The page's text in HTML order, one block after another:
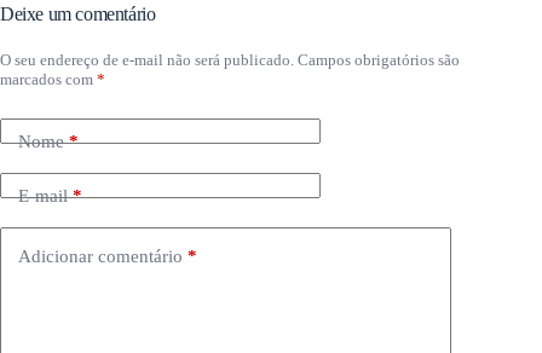
Deixe um comentário
O seu endereço de e-mail não será publicado. Campos obrigatórios são
marcados com *
Nome*
E-mail*
Adicionar comentário *